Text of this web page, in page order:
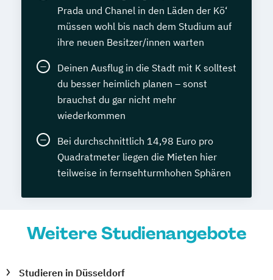
Prada und Chanel in den Läden der Kö‘
müssen wohl bis nach dem Studium auf
ihre neuen Besitzer/innen warten
Deinen Ausflug in die Stadt mit K solltest
du besser heimlich planen – sonst
brauchst du gar nicht mehr
wiederkommen
Bei durchschnittlich 14,98 Euro pro
Quadratmeter liegen die Mieten hier
teilweise in fernsehturmhohen Sphären
Weitere Studienangebote
Studieren in Düsseldorf